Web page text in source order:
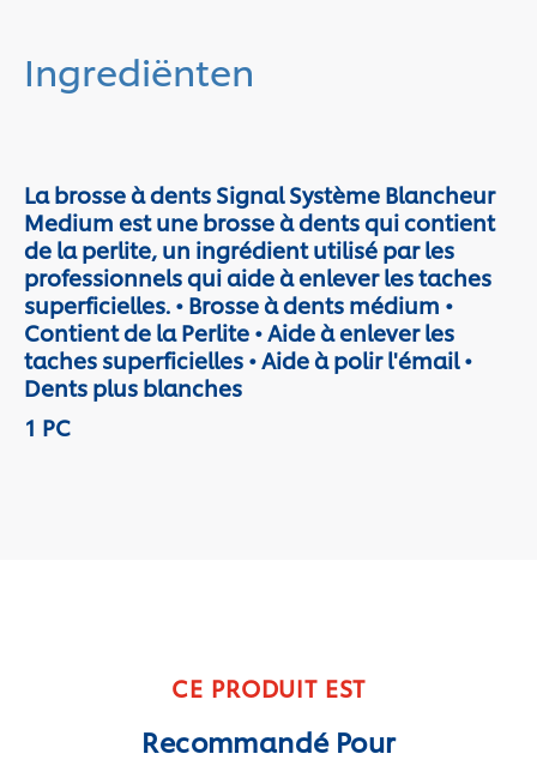
Ingrediënten
La brosse à dents Signal Système Blancheur
Medium est une brosse à dents qui contient
de la perlite, un ingrédient utilisé par les
professionnels qui aide à enlever les taches
superficielles. • Brosse à dents médium •
Contient de la Perlite • Aide à enlever les
taches superficielles • Aide à polir l'émail •
Dents plus blanches
1 PC
CE PRODUIT EST
Recommandé Pour